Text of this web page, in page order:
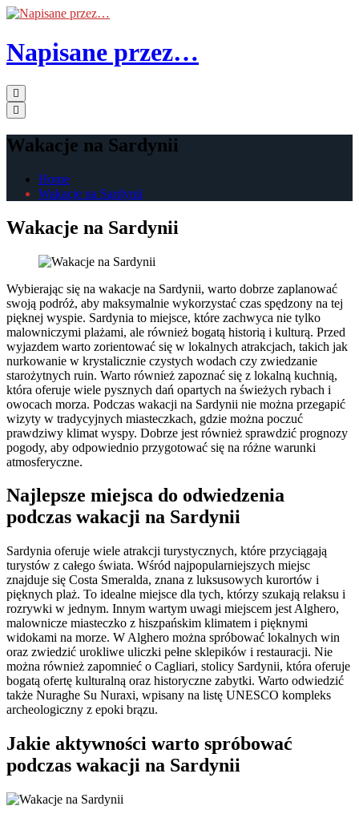
Skip
the
content
Napisane przez…
Primary
Menu
Wakacje na Sardynii
Home
Wakacje na Sardynii
Wakacje na Sardynii
Wybierając się na wakacje na Sardynii, warto dobrze zaplanować
swoją podróż, aby maksymalnie wykorzystać czas spędzony na tej
pięknej wyspie. Sardynia to miejsce, które zachwyca nie tylko
malowniczymi plażami, ale również bogatą historią i kulturą. Przed
wyjazdem warto zorientować się w lokalnych atrakcjach, takich jak
nurkowanie w krystalicznie czystych wodach czy zwiedzanie
starożytnych ruin. Warto również zapoznać się z lokalną kuchnią,
która oferuje wiele pysznych dań opartych na świeżych rybach i
owocach morza. Podczas wakacji na Sardynii nie można przegapić
wizyty w tradycyjnych miasteczkach, gdzie można poczuć
prawdziwy klimat wyspy. Dobrze jest również sprawdzić prognozy
pogody, aby odpowiednio przygotować się na różne warunki
atmosferyczne.
Najlepsze miejsca do odwiedzenia
podczas wakacji na Sardynii
Sardynia oferuje wiele atrakcji turystycznych, które przyciągają
turystów z całego świata. Wśród najpopularniejszych miejsc
znajduje się Costa Smeralda, znana z luksusowych kurortów i
pięknych plaż. To idealne miejsce dla tych, którzy szukają relaksu i
rozrywki w jednym. Innym wartym uwagi miejscem jest Alghero,
malownicze miasteczko z hiszpańskim klimatem i pięknymi
widokami na morze. W Alghero można spróbować lokalnych win
oraz zwiedzić urokliwe uliczki pełne sklepików i restauracji. Nie
można również zapomnieć o Cagliari, stolicy Sardynii, która oferuje
bogatą ofertę kulturalną oraz historyczne zabytki. Warto odwiedzić
także Nuraghe Su Nuraxi, wpisany na listę UNESCO kompleks
archeologiczny z epoki brązu.
Jakie aktywności warto spróbować
podczas wakacji na Sardynii